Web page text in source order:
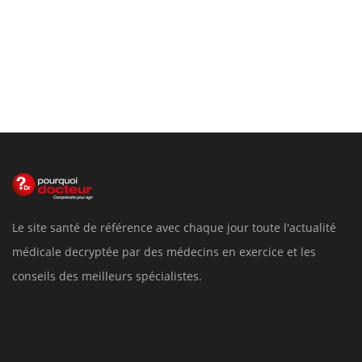
Le site santé de référence avec chaque jour toute l'actualité
médicale decryptée par des médecins en exercice et les
conseils des meilleurs spécialistes.